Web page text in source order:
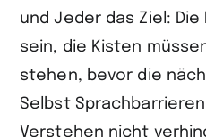
und Jeder das Ziel:
sein, die Kisten
stehen, bevor die
Selbst
Verstehen nicht